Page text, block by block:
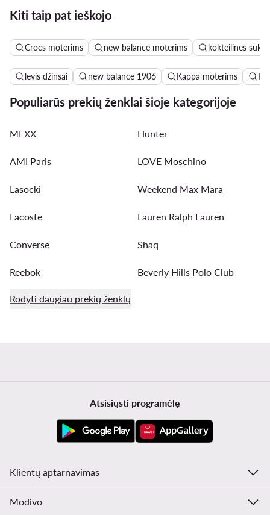
Kiti taip pat ieškojo
Crocs moterims new balance moterims kokteilines
levis džinsai new balance 1906 Kappa moterims
Populiarūs prekių ženklai šioje kategorijoje
MEXX Hunter
AMI Paris LOVE Moschino
Lasocki Weekend Max Mara
Lacoste Lauren Ralph Lauren
Converse Shaq
Reebok Beverly Hills Polo Club
Rodyti daugiau prekių ženklų
Atsisiųsti programėlę
Klientų aptarnavimas
Modivo